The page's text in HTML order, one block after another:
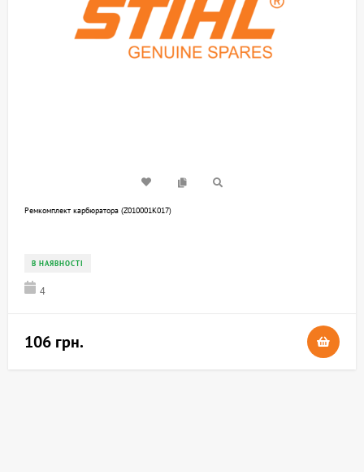
Ремкомплект карбюратора (Z010001K017)
В НАЯВНОСТІ
4
106 грн.